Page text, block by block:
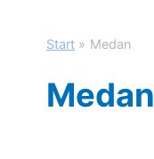
Start Medan
Medan